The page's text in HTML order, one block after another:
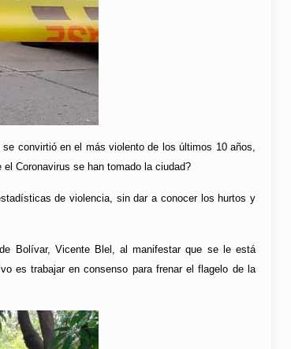
convirtió en el más violento de los últimos 10 años,
Coronavirus se han tomado la ciudad?
de violencia, sin dar a conocer los hurtos y
Bolívar, Vicente Blel, al manifestar que se le está
es trabajar en consenso para frenar el flagelo de la